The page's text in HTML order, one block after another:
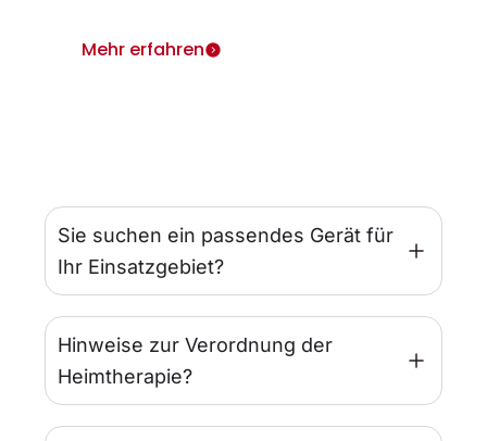
Sie suchen ein passendes Gerät für
Ihr Einsatzgebiet?
Hinweise zur Verordnung der
Heimtherapie?
Mehr erfahren